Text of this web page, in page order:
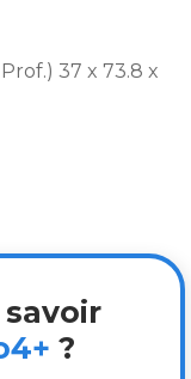
37 x 73.8 x
?